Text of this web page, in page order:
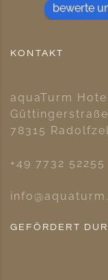
bewerte
KONTAKT
aquaTurm
Güttingerstraße
78315
+49 7732 52255
GEFÖRDERT